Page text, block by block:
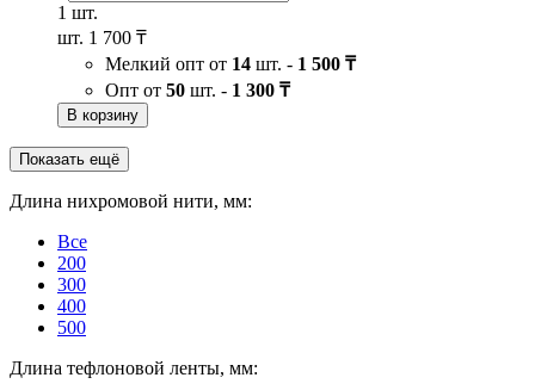
1 шт.
шт. 1 700 ₸
Мелкий опт от 14 шт. - 1 500 ₸
Опт от 50 шт. - 1 300 ₸
В корзину
Показать ещё
Длина нихромовой нити, мм:
Все
200
300
400
500
Длина тефлоновой ленты, мм: